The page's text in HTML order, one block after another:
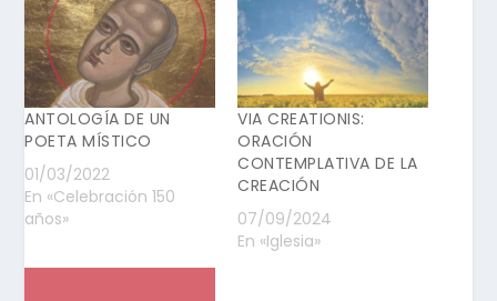
ANTOLOGÍA DE UN
POETA MÍSTICO
01/03/2022
En «Celebración 150
años»
VIA CREATIONIS:
ORACIÓN
CONTEMPLATIVA DE LA
CREACIÓN
07/09/2024
En «Iglesia»